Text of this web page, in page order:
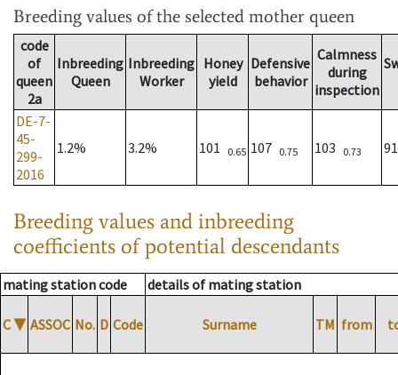
Breeding values of the selected mother queen
code
of
queen
2a
Inbreeding
Queen
Inbreeding
Worker
Honey
yield
Defensive
behavior
Calmness
during
inspection
DE-7-
45-
299-
2016
1.2% 3.2% 101 0.65 107 0.75 103 0.73
Breeding values and inbreeding
coefficients of potential descendants
mating station code details of mating station
C ▼ ASSOC No. D Code Surname TM from